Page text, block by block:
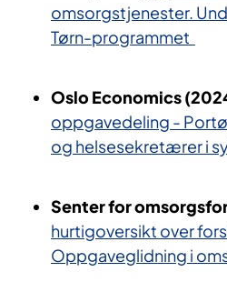
omsorgstjenester.
Tørn-programmet
Oslo Economics
oppgavedeling -
og helsesekretærer i
Senter for
hurtigoversikt over
Oppgaveglidning i